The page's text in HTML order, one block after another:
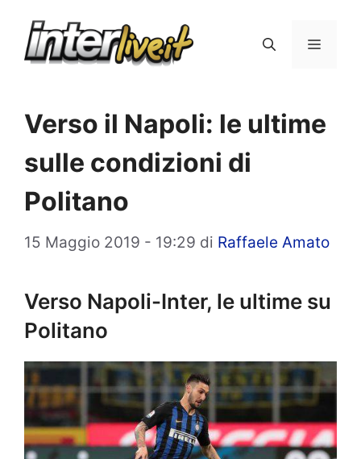
Menu
Verso il Napoli: le ultime
sulle condizioni di
Politano
15 Maggio 2019 - 19:29 di Raffaele Amato
Verso Napoli-Inter, le ultime su
Politano